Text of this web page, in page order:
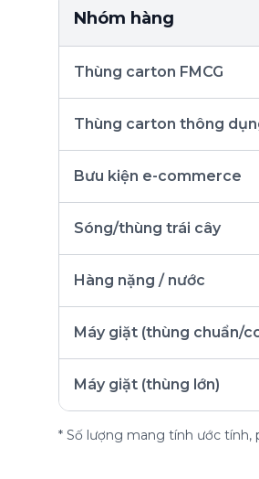
Nhóm hàng
Thùng carton FMCG
Thùng carton thông
Bưu kiện e-commerce
Sóng/thùng trái cây
Hàng nặng / nước
Máy giặt (thùng chuẩn/
Máy giặt (thùng lớn)
* Số lượng mang tính ước tính,